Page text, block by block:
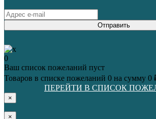
Отправить
0
Ваш список пожеланий пуст
Товаров в списке пожеланий 0 на сумму 0
ПЕРЕЙТИ В СПИСОК
×
×